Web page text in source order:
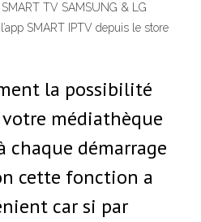
TV SAMSUNG & LG
SMART IPTV depuis le store
la possibilité
médiathèque
chaque démarrage
cette fonction a
car si par